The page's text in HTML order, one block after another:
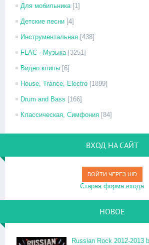
Для мобильника [1]
Детские песни [4]
Инструментальная [438]
FLAC - Музыка [3251]
Видео клипы [6]
House, Trance, Electro [1899]
Drum and Bass [166]
Классическая, Симфония [84]
ВХОД НА САЙТ
ВОЙТИ ЧЕРЕЗ UID
Старая форма входа
НОВОЕ
Russian Rock 2012-2013